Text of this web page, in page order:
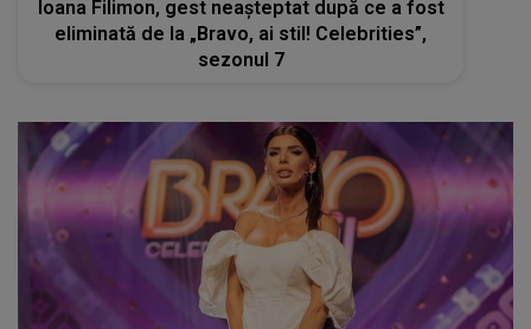
Ioana Filimon, gest neașteptat după ce a fost
eliminată de la „Bravo, ai stil! Celebrities”,
sezonul 7